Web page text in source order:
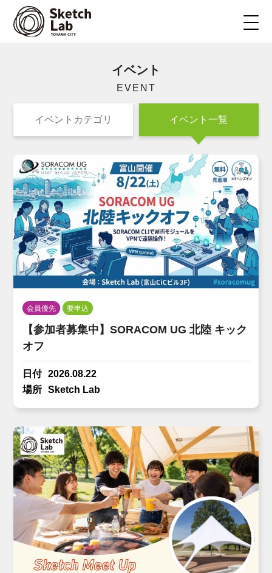
イベント
EVENT
イベントカテゴリ イベント一覧
会員優先 要申込
【参加者募集中】SORACOM UG 北陸 キック
オフ
日付 2026.08.22
場所
Sketch Lab